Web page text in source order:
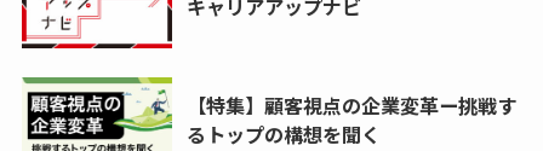
キャリアアップナビ
【特集】顧客視点の企業変革ー挑戦す
るトップの構想を聞く